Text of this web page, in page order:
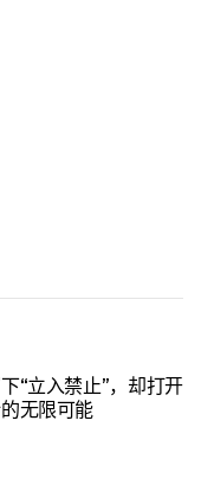
“立入禁止”，却打开
无限可能